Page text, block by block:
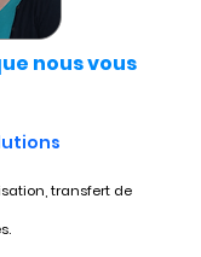
nous vous